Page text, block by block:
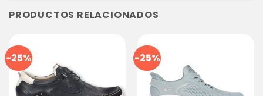
PRODUCTOS RELACIONADOS
-25% -25%